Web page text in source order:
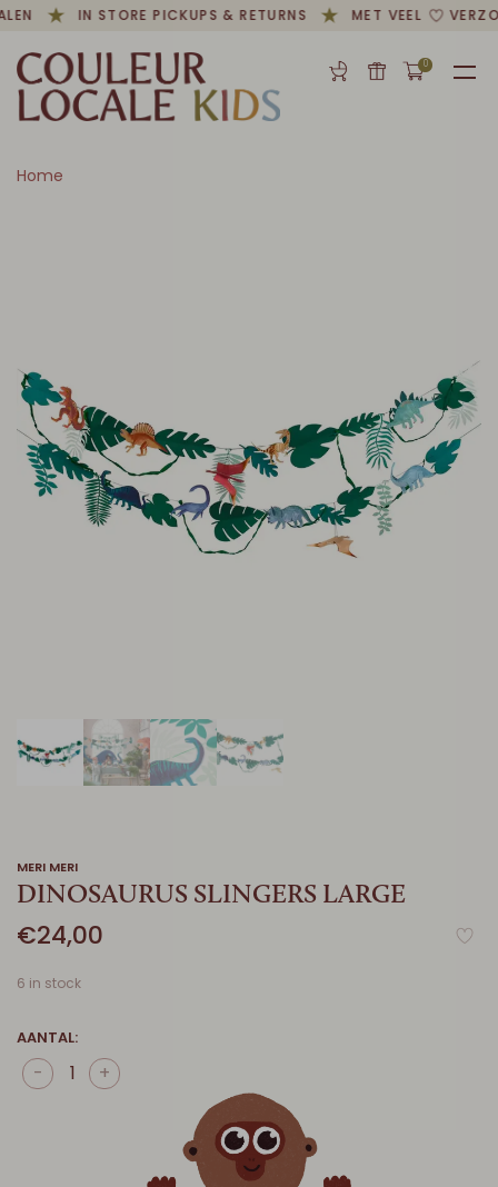
IN STORE PICKUPS & RETURNS MET VEEL
0
Home
MERI MERI
DINOSAURUS SLINGERS LARGE
€24,00
6 in stock
AANTAL:
+
-